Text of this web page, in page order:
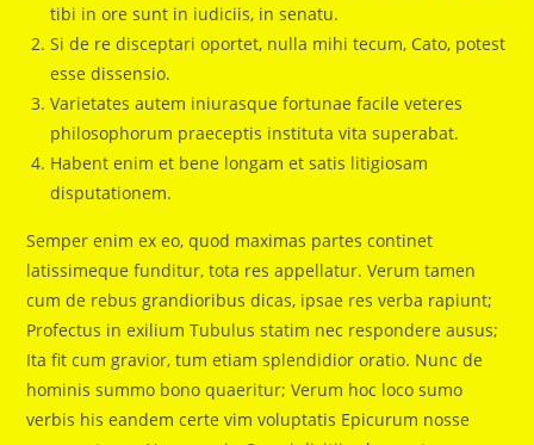
tibi in ore sunt in iudiciis, in senatu.
Si de re disceptari oportet, nulla mihi tecum, Cato, potest
esse dissensio.
Varietates autem iniurasque fortunae facile veteres
philosophorum praeceptis instituta vita superabat.
Habent enim et bene longam et satis litigiosam
disputationem.
Semper enim ex eo, quod maximas partes continet
latissimeque funditur, tota res appellatur. Verum tamen
cum de rebus grandioribus dicas, ipsae res verba rapiunt;
Profectus in exilium Tubulus statim nec respondere ausus;
Ita fit cum gravior, tum etiam splendidior oratio. Nunc de
hominis summo bono quaeritur; Verum hoc loco sumo
verbis his eandem certe vim voluptatis Epicurum nosse